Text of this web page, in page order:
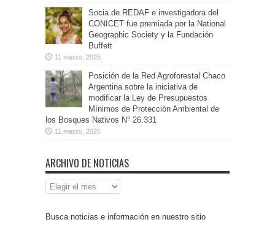
Socia de REDAF e investigadora del
CONICET fue premiada por la National
Geographic Society y la Fundación
Buffett
11 marzo, 2026
Posición de la Red Agroforestal Chaco
Argentina sobre la iniciativa de
modificar la Ley de Presupuestos
Mínimos de Protección Ambiental de
los Bosques Nativos N° 26.331
11 marzo, 2026
ARCHIVO DE NOTICIAS
Archivo
de
Busca noticias e información en nuestro sitio